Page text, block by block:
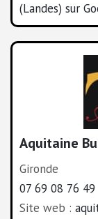
(Landes) sur
Aquitaine
Gironde
07 69 08 76 49
Site web :